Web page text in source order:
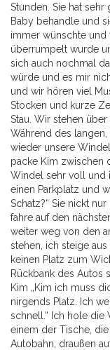
Stunden. Sie hat
Baby behandle und
immer wünschte und
überrumpelt wurde
sich auch nochmal
würde und es mir
und wir hören viel
Stocken und kurze
Stau. Wir stehen
Während des
wieder unsere
packe Kim zwischen
Windel sehr voll und
einen Parkplatz und
Schatz?“ Sie nickt
fahre auf den
weiter weg von den
stehen, ich steige
keinen Platz zum
Rückbank des Autos
Kim „Kim ich muss
nirgends Platz. Ich
schnell.“ Ich hole die
einem der Tische,
Autobahn, draußen